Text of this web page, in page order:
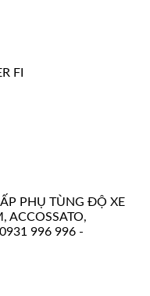
FI
PHỤ TÙNG ĐỘ XE
ACCOSSATO,
996 996 -